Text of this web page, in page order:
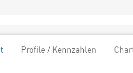
Profile / Kennzahlen